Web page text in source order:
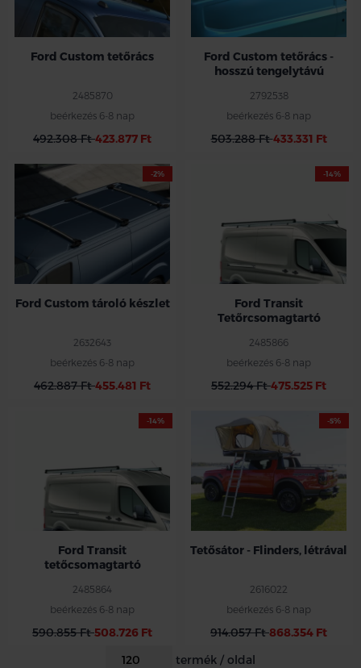
Ford Custom tetőrács
2485870
beérkezés 6-8 nap
492.308 Ft423.877 Ft
Ford Custom tetőrács -
hosszú tengelytávú
2792538
beérkezés 6-8 nap
503.288 Ft433.331 Ft
-2%
Ford Custom tároló készlet
2632643
beérkezés 6-8 nap
462.887 Ft455.481 Ft
-14%
Ford Transit
Tetőrcsomagtartó
2485866
beérkezés 6-8 nap
552.294 Ft475.525 Ft
-14%
Ford Transit
tetőcsomagtartó
2485864
beérkezés 6-8 nap
590.855 Ft508.726 Ft
-5%
Tetősátor - Flinders, létrával
2616022
beérkezés 6-8 nap
914.057 Ft868.354 Ft
termék / oldal